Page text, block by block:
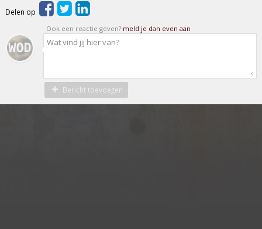
Delen op
Ook een reactie geven? meld je dan even aan
Bericht toevoegen